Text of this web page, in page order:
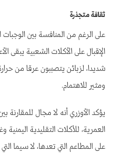
ثقافة متجذرة
على الرغم من المنافسة بين الوجبات
الإقبال على الأكلات الشعبية يبقى
شديدا، لزبائن يتصببون عرقا من
ومثير للاهتمام.
يؤكد الأوزري أنه لا مجال للمقارنة
العمرية، للأكلات التقليدية اليمنية
على المطاعم التي تعدها، لا سيما